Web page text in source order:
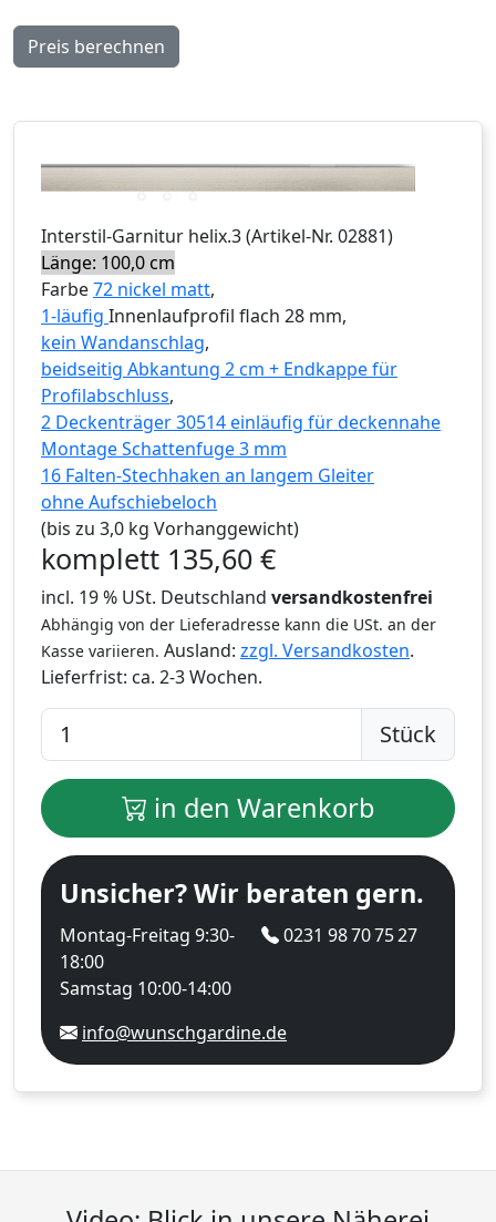
Preis berechnen
Interstil-Garnitur helix.3(Artikel-Nr. 02881)
Länge: 100,0 cm
Farbe72 nickel matt,
1-läufig Innenlaufprofil flach 28 mm,
kein Wandanschlag,
beidseitig Abkantung 2 cm + Endkappe für
Profilabschluss,
2 Deckenträger 30514 einläufig für deckennahe
Montage Schattenfuge 3 mm
16 Falten-Stechhaken an langem Gleiter
ohne Aufschiebeloch
(bis zu 3,0 kg Vorhanggewicht)
komplett 135,60 €
incl. 19 % USt. Deutschland versandkostenfrei
Abhängig von der Lieferadresse kann die USt. an der
Kasse variieren. Ausland: zzgl. Versandkosten.
Lieferfrist: ca. 2-3 Wochen.
Stück
in den Warenkorb
Unsicher? Wir beraten gern.
Montag-Freitag 9:30-
18:00
Samstag 10:00-14:00
0231 98 70 75 27
info@wunschgardine.de